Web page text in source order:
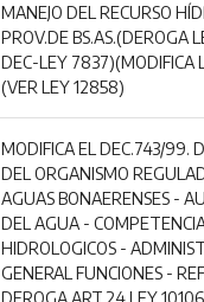
MANEJO DEL RECURSO
PROV.DE BS.AS.(DEROGA
DEC-LEY 7837)(MODIFICA
(VER LEY 12858)
MODIFICA EL DEC.743/99.
DEL ORGANISMO
AGUAS BONAERENSES -
DEL AGUA -
HIDROLOGICOS -
GENERAL FUNCIONES -